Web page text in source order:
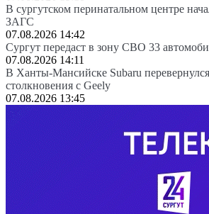
В сургутском перинатальном центре
ЗАГС
07.08.2026 14:42
Сургут передаст в зону СВО 33
07.08.2026 14:11
В Ханты-Мансийске Subaru
столкновения с Geely
07.08.2026 13:45